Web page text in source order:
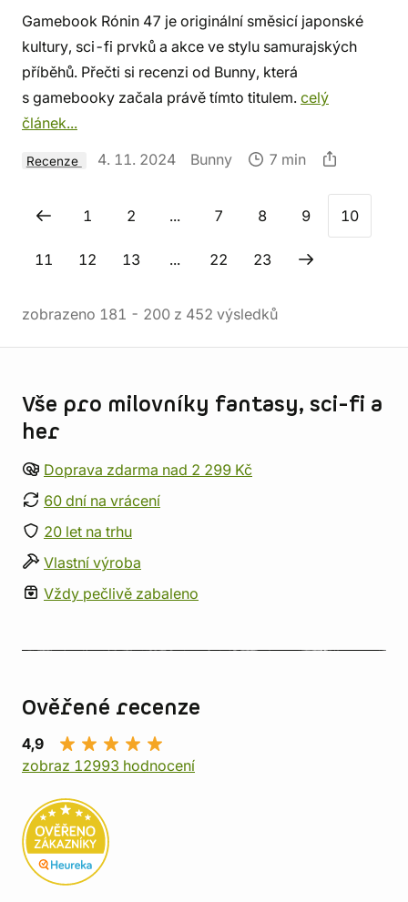
Gamebook Rónin 47 je originální směsicí japonské
kultury, sci-fi prvků a akce ve stylu samurajských
příběhů. Přečti si recenzi od Bunny, která
s gamebooky začala právě tímto titulem. celý
článek...
Recenze 4. 11. 2024 Bunny 7 min
1 2 ... 7 8 9 10
11 12 13 ... 22 23
zobrazeno 181 - 200 z 452 výsledků
Vše pro milovníky fantasy, sci-fi a
her
Doprava zdarma nad 2 299 Kč
60 dní na vrácení
20 let na trhu
Vlastní výroba
Vždy pečlivě zabaleno
Ověřené recenze
4,9
zobraz 12993 hodnocení